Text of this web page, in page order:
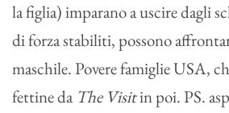
la figlia) imparano a uscire dagli
di forza stabiliti, possono
maschile. Povere famiglie USA,
fettine da The Visitin poi. PS.